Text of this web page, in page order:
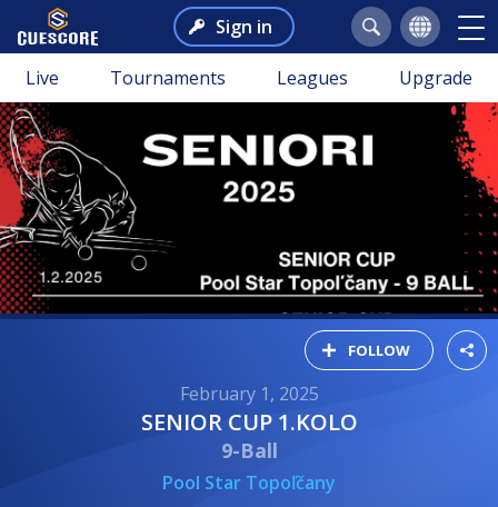
Sign in
Live Tournaments Leagues Upgrade
FOLLOW
February 1, 2025
SENIOR CUP 1.KOLO
9-Ball
Pool Star Topoľčany